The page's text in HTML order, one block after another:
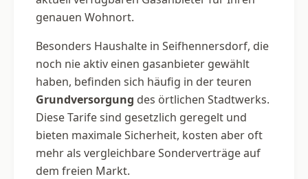
genauen Wohnort.
Besonders Haushalte in Seifhennersdorf, die
noch nie aktiv einen gasanbieter gewählt
haben, befinden sich häufig in der teuren
Grundversorgung des örtlichen Stadtwerks.
Diese Tarife sind gesetzlich geregelt und
bieten maximale Sicherheit, kosten aber oft
mehr als vergleichbare Sonderverträge auf
dem freien Markt.